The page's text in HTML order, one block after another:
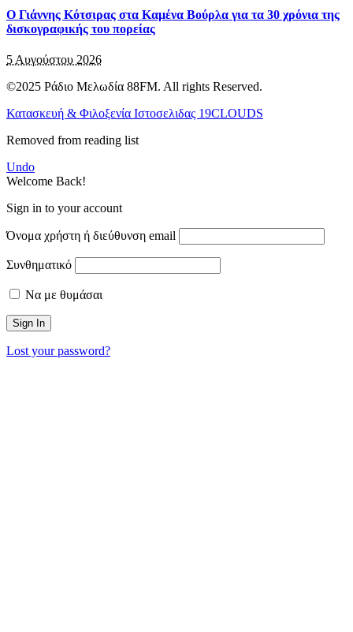
Ο Γιάννης Κότσιρας στα Καμένα Βούρλα για τα 30 χρόνια της
δισκογραφικής του πορείας
5 Αυγούστου 2026
©2025 Ράδιο Μελωδία 88FM. All rights Reserved.
Κατασκευή & Φιλοξενία Ιστοσελιδας 19CLOUDS
Removed from reading list
Undo
Welcome Back!
Sign in to your account
Όνομα χρήστη ή διεύθυνση email
Συνθηματικό
Να με θυμάσαι
Lost your password?